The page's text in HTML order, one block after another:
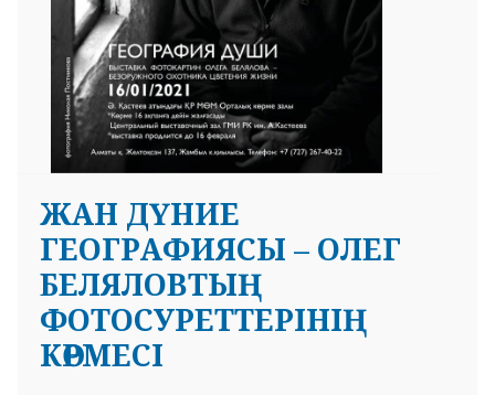
ЖАН ДҮНИЕ
ГЕОГРАФИЯСЫ – ОЛЕГ
БЕЛЯЛОВТЫҢ
ФОТОСУРЕТТЕРІНІҢ
КӨРМЕСІ